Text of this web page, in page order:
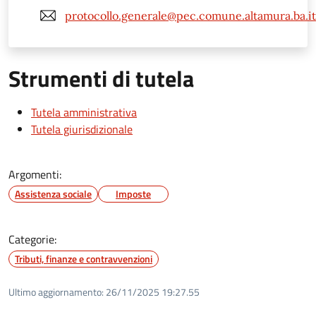
protocollo.generale@pec.comune.altamura.ba.it
Strumenti di tutela
Tutela amministrativa
Tutela giurisdizionale
Argomenti:
Assistenza sociale Imposte
Categorie:
Tributi, finanze e contravvenzioni
Ultimo aggiornamento: 26/11/2025 19:27.55